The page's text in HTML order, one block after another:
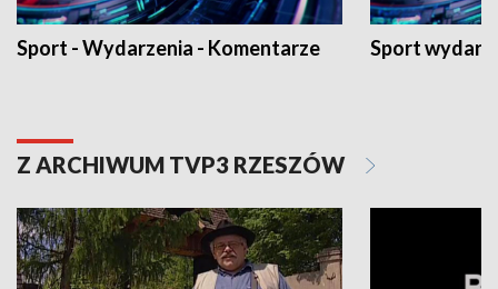
Sport - Wydarzenia - Komentarze Sport
Z ARCHIWUM TVP3 RZESZÓW